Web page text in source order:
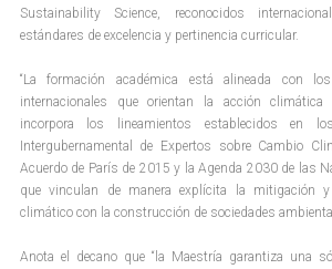
Sustainability Science, reconocidos
estándares de excelencia y pertinencia curricular.
“La formación académica está alineada con
internacionales que orientan la acción
incorpora los lineamientos establecidos en
Intergubernamental de Expertos sobre Cambio
Acuerdo de París de 2015 y la Agenda 2030 de las
que vinculan de manera explícita la mitigación
climático con la construcción de sociedades
Anota el decano que “la Maestría garantiza una